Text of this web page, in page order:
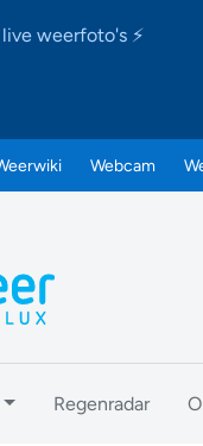
weerfoto's ⚡
Webcam
Regenradar